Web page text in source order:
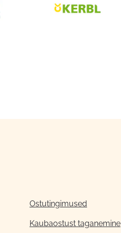
Ostutingimused
Kaubaostust taganemine